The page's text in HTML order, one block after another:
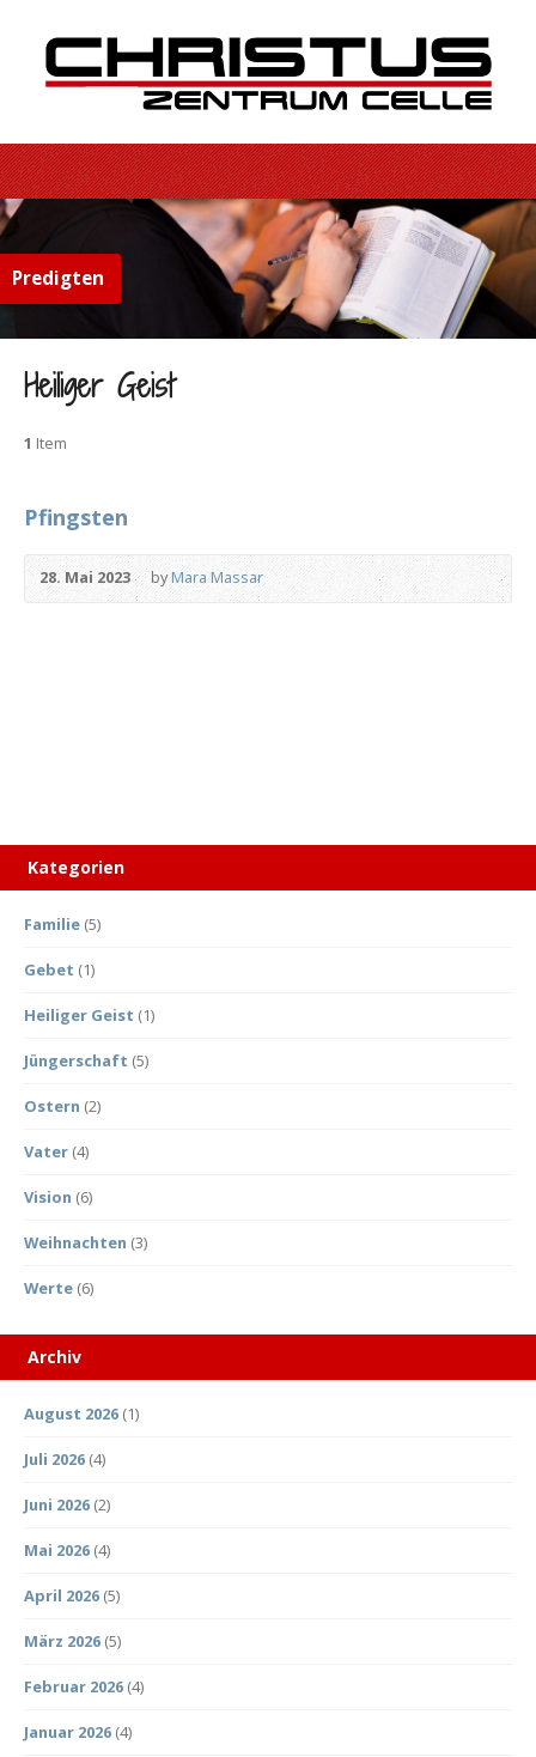
Predigten
Heiliger Geist
1 Item
Pfingsten
28. Mai 2023 byMara Massar
Kategorien
Familie (5)
Gebet (1)
Heiliger Geist (1)
Jüngerschaft (5)
Ostern (2)
Vater (4)
Vision (6)
Weihnachten (3)
Werte (6)
Archiv
August 2026 (1)
Juli 2026 (4)
Juni 2026 (2)
Mai 2026 (4)
April 2026 (5)
März 2026 (5)
Februar 2026 (4)
Januar 2026 (4)